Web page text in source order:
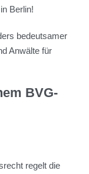
Berlin!
bedeutsamer
Anwälte für
BVG-
regelt die